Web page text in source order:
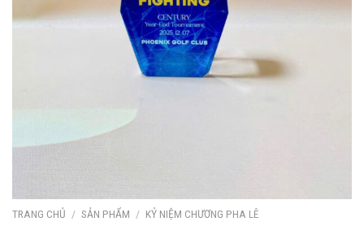
TRANG CHỦ / SẢN PHẨM / KỶ NIỆM CHƯƠNG PHA LÊ